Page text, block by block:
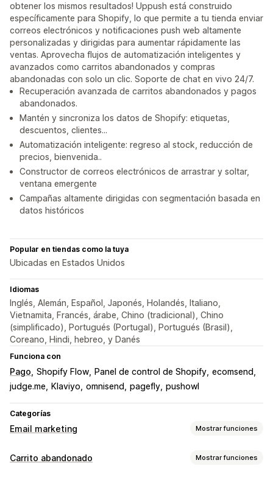
obtener los mismos resultados! Uppush está construido
específicamente para Shopify, lo que permite a tu tienda enviar
correos electrónicos y notificaciones push web altamente
personalizadas y dirigidas para aumentar rápidamente las
ventas. Aprovecha flujos de automatización inteligentes y
avanzados como carritos abandonados y compras
abandonadas con solo un clic. Soporte de chat en vivo 24/7.
Recuperación avanzada de carritos abandonados y pagos
abandonados.
Mantén y sincroniza los datos de Shopify: etiquetas,
descuentos, clientes...
Automatización inteligente: regreso al stock, reducción de
precios, bienvenida..
Constructor de correos electrónicos de arrastrar y soltar,
ventana emergente
Campañas altamente dirigidas con segmentación basada en
datos históricos
Popular en tiendas como la tuya
Ubicadas en Estados Unidos
Idiomas
Inglés, Alemán, Español, Japonés, Holandés, Italiano,
Vietnamita, Francés, árabe, Chino (tradicional), Chino
(simplificado), Portugués (Portugal), Portugués (Brasil),
Coreano, Hindi, hebreo, y Danés
Funciona con
Pago Shopify Flow Panel de control de Shopify ecomsend
judge.me
Klaviyo omnisend pagefly pushowl
Categorías
Email marketing Mostrar funciones
Tipos de campañas de marketing
Carrito abandonado Mostrar funciones